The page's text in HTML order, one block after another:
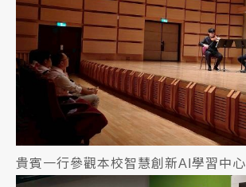
貴賓一行參觀本校智慧創新AI學習中心